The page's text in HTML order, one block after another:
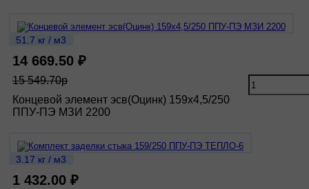
51.7 кг / м3
14 669.50 ₽
15 549.70р
Концевой элемент эсв(Оцинк) 159х4,5/250
ППУ-ПЭ МЗИ 2200
3.17 кг / м3
1 432.00 ₽